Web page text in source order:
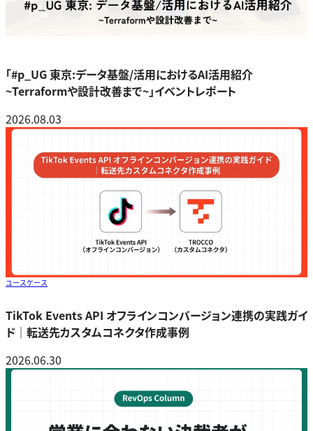
「#p_UG 東京:データ基盤/活用におけるAI活用紹介
~Terraformや設計改善まで~」イベントレポート
2026.08.03
ユースケース
TikTok Events API オフラインコンバージョン連携の実践ガイ
ド｜転送先カスタムコネクタ作成事例
2026.06.30